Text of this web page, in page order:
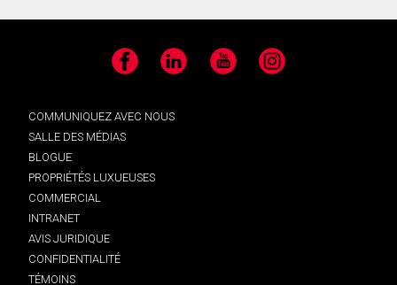
Facebook LinkedIn YouTube Instagram
COMMUNIQUEZ AVEC NOUS
SALLE DES MÉDIAS
BLOGUE
PROPRIÉTÉS LUXUEUSES
COMMERCIAL
INTRANET
AVIS JURIDIQUE
CONFIDENTIALITÉ
TÉMOINS